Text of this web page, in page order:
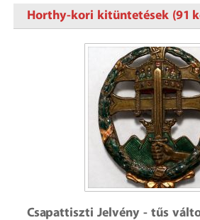
Horthy-kori kitüntetések (91
Csapattiszti Jelvény - tűs